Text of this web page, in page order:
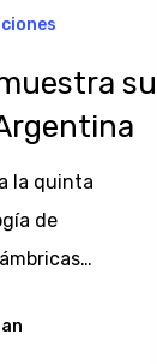
su
la quinta
de